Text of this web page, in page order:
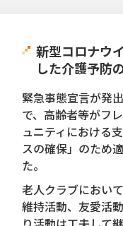
新型コロナウ
した介護予防
緊急事態宣言が発
で、高齢者等がフ
ュニティにおける
スの確保」のため
た。
老人クラブにおい
維持活動、友愛活